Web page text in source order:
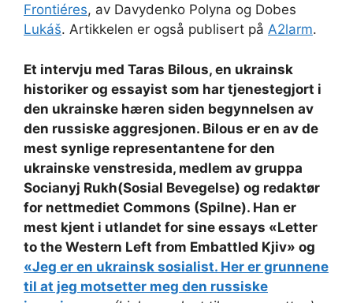
Frontiéres, av Davydenko Polyna og Dobes
Lukáš. Artikkelen er også publisert på A2larm.
Et intervju med Taras Bilous, en ukrainsk
historiker og essayist som har tjenestegjort i
den ukrainske hæren siden begynnelsen av
den russiske aggresjonen. Bilous er en av de
mest synlige representantene for den
ukrainske venstresida, medlem av gruppa
Socianyj Rukh(Sosial Bevegelse) og redaktør
for nettmediet Commons (Spilne). Han er
mest kjent i utlandet for sine essays «Letter
to the Western Left from Embattled Kjiv» og
«Jeg er en ukrainsk sosialist. Her er grunnene
til at jeg motsetter meg den russiske